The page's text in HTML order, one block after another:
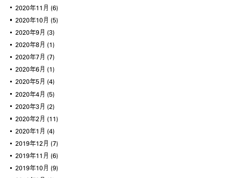
2020年11月 (6)
2020年10月 (5)
2020年9月 (3)
2020年8月 (1)
2020年7月 (7)
2020年6月 (1)
2020年5月 (4)
2020年4月 (5)
2020年3月 (2)
2020年2月 (11)
2020年1月 (4)
2019年12月 (7)
2019年11月 (6)
2019年10月 (9)